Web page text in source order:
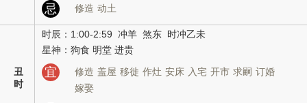
忌 修造 动土
丑
时
时辰：1:00-2:59 冲羊 煞东 时冲乙未
星神：狗食 明堂 进贵
宜 修造 盖屋 移徙 作灶 安床 入宅 开市 求嗣 订婚
嫁娶